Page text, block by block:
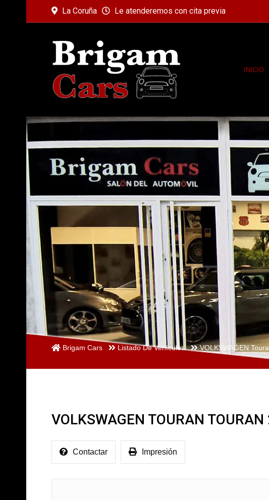
La Coruña Le atenderemos con cita previa
INICIO
Brigam Cars Listado De Vehículos VOLKSWAGEN
VOLKSWAGEN TOURAN TOURAN
Contactar Impresión